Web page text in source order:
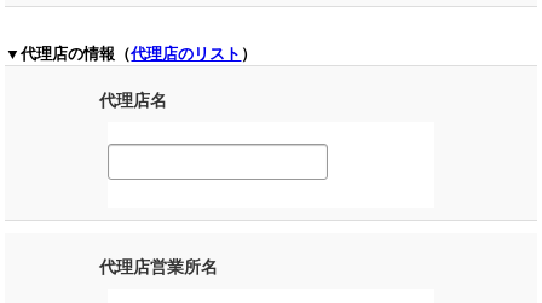
▼代理店の情報（代理店のリスト ）
代理店名
代理店営業所名